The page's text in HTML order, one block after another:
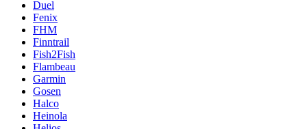
Duel
Fenix
FHM
Finntrail
Fish2Fish
Flambeau
Garmin
Gosen
Halco
Heinola